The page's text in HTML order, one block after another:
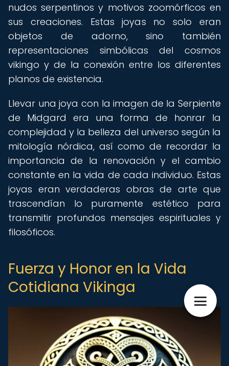
nudos serpentinos y motivos zoomórficos en
sus creaciones. Estas joyas no solo eran
objetos de adorno, sino también
representaciones simbólicas del cosmos
vikingo y de la conexión entre los diferentes
planos de existencia.
Llevar una joya con la imagen de la Serpiente
de Midgard era una forma de honrar la
complejidad y la belleza del universo según la
mitología nórdica, así como de recordar la
importancia de la renovación y el cambio
constante en la vida de cada individuo. Estas
joyas eran verdaderas obras de arte que
trascendían lo puramente estético para
transmitir profundos mensajes espirituales y
filosóficos.
Fuerza y Honor en la Vida
Cotidiana Vikinga